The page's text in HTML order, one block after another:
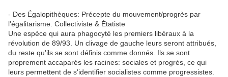
- Des Égalopithèques: Précepte du mouvement/progrès par
l'égalitarisme. Collectiviste & Étatiste
Une espèce qui aura phagocyté les premiers libéraux à la
révolution de 89/93. Un clivage de gauche leurs seront attribués,
du reste qu'ils se sont définis comme donnés. Ils se sont
proprement accaparés les racines: sociales et progrès, ce qui
leurs permettent de s'identifier socialistes comme progressistes.